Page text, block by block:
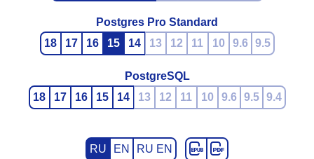
Postgres Pro Standard
18
17 16 15 14 13 12 11 10 9.6 9.5
PostgreSQL
18
17 16 15 14 13 12 11 10 9.6 9.5 9.4
RU EN RU EN